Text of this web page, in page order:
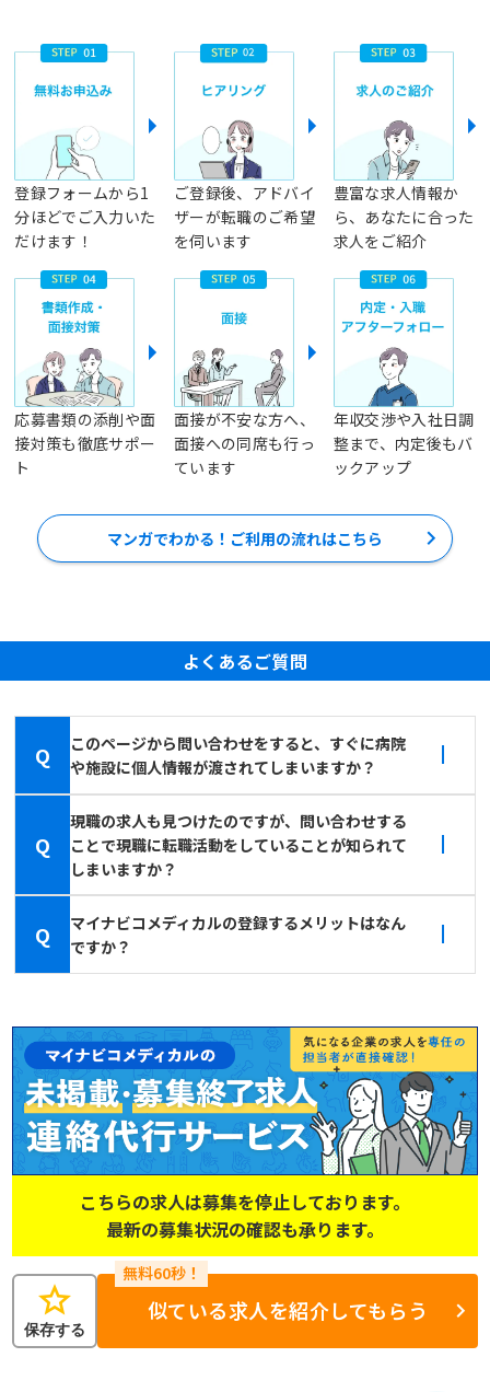
登録フォームから1
分ほどでご入力いた
だけます！
ご登録後、アドバイ
ザーが転職のご希望
を伺います
豊富な求人情報か
ら、あなたに合った
求人をご紹介
応募書類の添削や面
接対策も徹底サポー
ト
面接が不安な方へ、
面接への同席も行っ
ています
年収交渉や入社日調
整まで、内定後もバ
ックアップ
マンガでわかる！ご利用の流れはこちら
よくあるご質問
Q
このページから問い合わせをすると、すぐに病院
や施設に個人情報が渡されてしまいますか？
Q
現職の求人も見つけたのですが、問い合わせする
ことで現職に転職活動をしていることが知られて
しまいますか？
Q
マイナビコメディカルの登録するメリットはなん
ですか？
こちらの求人は募集を停止しております。
最新の募集状況の確認も承ります。
star
保存する
似ている求人を紹介してもらう